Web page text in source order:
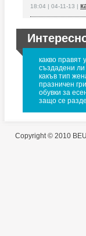
18:04 | 04-11-13 |
какво правят
създадени ли
какъв тип
празничен
обувки за
защо се
Copyright © 2010